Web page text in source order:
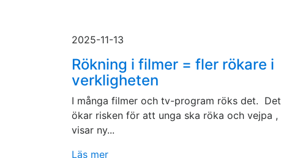
2025-11-13
Rökning i filmer = fler rökare i
verkligheten
I många filmer och tv-program röks det. Det
ökar risken för att unga ska röka och vejpa ,
visar ny...
Läs mer